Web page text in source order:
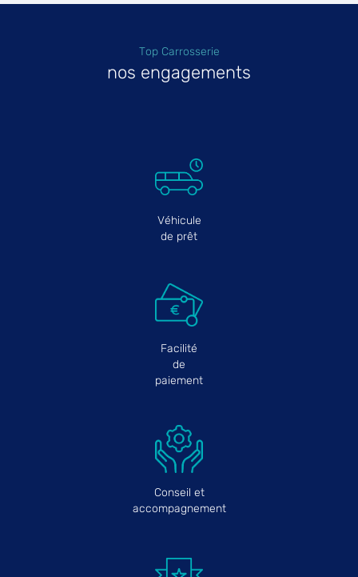
Top Carrosserie
nos engagements
Véhicule
de prêt
Facilité
de
paiement
Conseil et
accompagnement